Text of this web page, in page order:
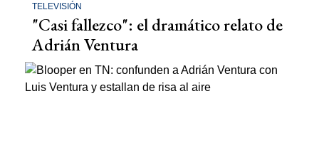
TELEVISIÓN
"Casi fallezco": el dramático relato de
Adrián Ventura